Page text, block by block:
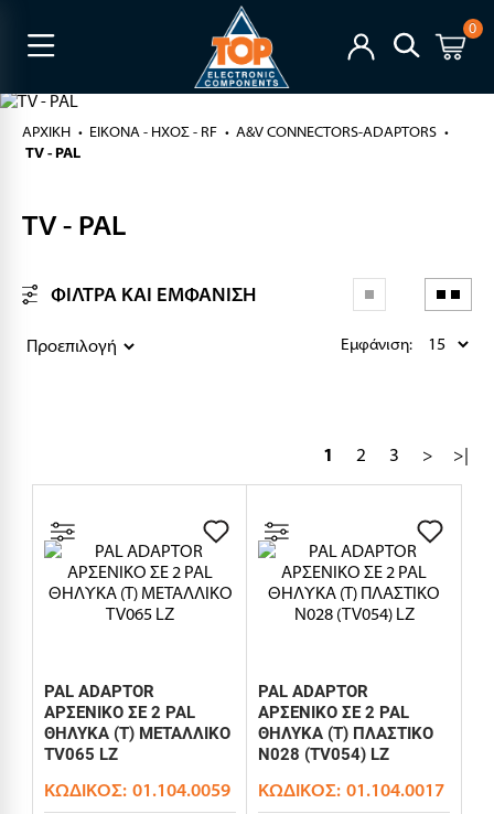
0
ΑΡΧΙΚΉ ΕΙΚΟΝΑ - ΗΧΟΣ - RF
A&V CONNECTORS-ADAPTORS
TV - PAL
TV - PAL
ΦΙΛΤΡΑ ΚΑΙ ΕΜΦΑΝΙΣΗ
Εμφάνιση:
1 2 3 > >|
PAL ADAPTOR
ΑΡΣΕΝΙΚΟ ΣΕ 2 PAL
ΘΗΛΥΚΑ (T) ΜΕΤΑΛΛΙΚΟ
TV065 LZ
ΚΩΔΙΚΌΣ: 01.104.0059
PAL ADAPTOR
ΑΡΣΕΝΙΚΟ ΣΕ 2 PAL
ΘΗΛΥΚΑ (T) ΠΛΑΣΤΙΚΟ
N028 (TV054) LZ
ΚΩΔΙΚΌΣ: 01.104.0017